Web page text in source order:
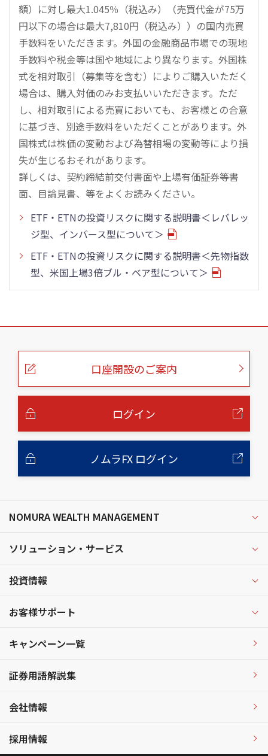
額）に対し最大1.045％（税込み）（売買代金が75万
円以下の場合は最大7,810円（税込み））の国内売買
手数料をいただきます。外国の金融商品市場での現地
手数料や税金等は国や地域により異なります。外国株
式を相対取引（募集等を含む）によりご購入いただく
場合は、購入対価のみお支払いいただきます。ただ
し、相対取引による売買においても、お客様との合意
に基づき、別途手数料をいただくことがあります。外
国株式は株価の変動および為替相場の変動等により損
失が生じるおそれがあります。
詳しくは、契約締結前交付書面や上場有価証券等書
面、目論見書、等をよくお読みください。
ETF・ETNの投資リスクに関する説明書＜レバレッ
ジ型、インバース型について＞
ETF・ETNの投資リスクに関する説明書＜先物指数
型、米国上場3倍ブル・ベア型について＞
こ
口座開設のご案内
ログイン
ノムラFX ログイン
NOMURA WEALTH MANAGEMENT
ソリューション・サービス
投資情報
お客様サポート
キャンペーン一覧
証券用語解説集
会社情報
採用情報